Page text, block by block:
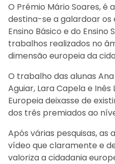
O Prémio Mário Soares,
destina-se a galardoar os
Ensino Básico e do Ensino
trabalhos realizados no
dimensão europeia da
O trabalho das alunas
Aguiar, Lara Capela e Inês
Europeia deixasse de
dos três premiados ao
Após várias pesquisas, as
vídeo que claramente e
valoriza a cidadania